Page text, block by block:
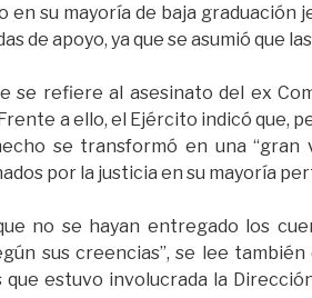
su mayoría de baja graduación
de apoyo, ya que se asumió que
se refiere al asesinato del ex
a ello, el Ejército indicó que,
se transformó en una “gran
por la justicia en su mayoría
no se hayan entregado los
sus creencias”, se lee
estuvo involucrada la